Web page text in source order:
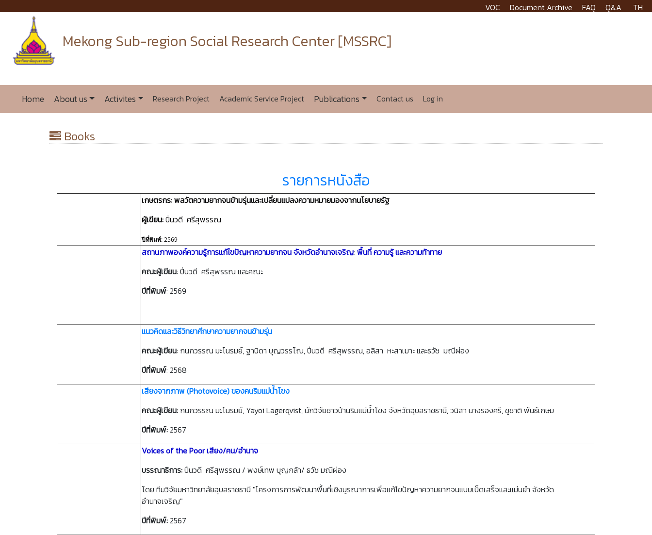
VOC Document Archive FAQ Q&A TH
Mekong Sub-region Social Research Center [MSSRC]
Home About us Activites Research Project Academic Service Project Publications Contact us Log in
Books
รายการหนังสือ
เกษตรกร: พลวัตความยากจนข้ามรุ่นและเปลี่ยนแปลงความหมายมองจากนโยบายรัฐ
ผู้เขียน:ปิ่นวดี ศรีสุพรรณ
ปีที่พิมพ์: 2569
สถานภาพองค์ความรู้การแก้ไขปัญหาความยากจน จังหวัดอำนาจเจริญ: พื้นที่ ความรู้ และความท้าทาย
คณะผู้เขียน: ปิ่นวดี ศรีสุพรรณ และคณะ
ปีที่พิมพ์: 2569
แนวคิดและวิธีวิทยาศึกษาความยากจนข้ามรุ่น
คณะผู้เขียน: กนกวรรณ มะโนรมย์, ฐานิดา บุญวรรโณ, ปิ่นวดี ศรีสุพรรณ, อลิสา หะสาเมาะ และธวัช มณีผ่อง
ปีที่พิมพ์: 2568
เสียงจากภาพ (Photovoice)ของคนริมแม่น้ำโขง
คณะผู้เขียน: กนกวรรณ มะโนรมย์, Yayoi Lagerqvist, นักวิจัยชาวบ้านริมแม่น้ำโขง จังหวัดอุบลราชธานี, วนิสา นางรองศรี, ชูชาติ พันธ์เกษม
ปีที่พิมพ์: 2567
Voices of the Poor เสียง/คน/อำนาจ
บรรณาธิการ:ปิ่นวดี ศรีสุพรรณ / พงษ์เทพ บุญกล้า/ ธวัช มณีผ่อง
โดย ทีมวิจัยมหาวิทยาลัยอุบลราชธานี "โครงการการพัฒนาพื้นที่เชิงบูรณาการเพื่อแก้ไขปัญหาความยากจนแบบเบ็ดเสร็จและแม่นยำ จังหวัด
อำนาจเจริญ"
ปีที่พิมพ์: 2567